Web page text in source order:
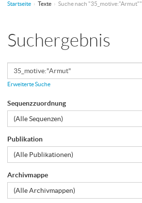
Startseite Texte Suche nach "35_motive:"Armut""
Suchergebnis
Erweiterte Suche
Sequenzzuordnung
(Alle Sequenzen)
Publikation
(Alle Publikationen)
Archivmappe
(Alle Archivmappen)